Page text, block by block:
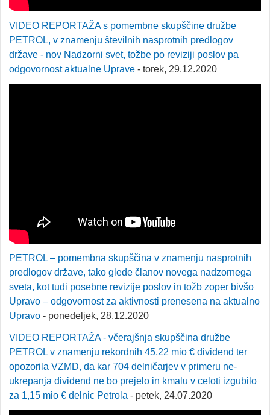
VIDEO REPORTAŽA s pomembne skupščine družbe
PETROL, v znamenju številnih nasprotnih predlogov
države - nov Nadzorni svet, tožbe po reviziji poslov pa
odgovornost aktualne Uprave - torek, 29.12.2020
PETROL – pomembna skupščina v znamenju nasprotnih
predlogov države, tako glede članov novega nadzornega
sveta, kot tudi posebne revizije poslov in tožb zoper bivšo
Upravo – odgovornost za aktivnosti prenesena na aktualno
Upravo - ponedeljek, 28.12.2020
VIDEO REPORTAŽA - včerajšnja skupščina družbe
PETROL v znamenju rekordnih 45,22 mio € dividend ter
opozorila VZMD, da kar 704 delničarjev v primeru ne-
ukrepanja dividend ne bo prejelo in kmalu v celoti izgubilo
za 1,15 mio € delnic Petrola - petek, 24.07.2020